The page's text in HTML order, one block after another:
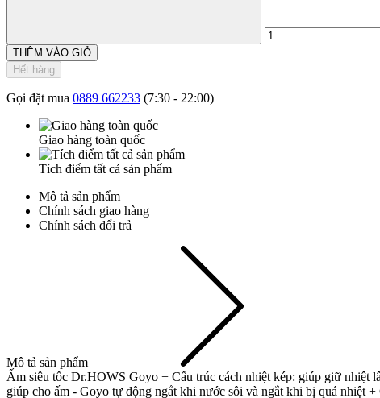
THÊM VÀO GIỎ
Hết hàng
Gọi đặt mua 0889 662233 (7:30 - 22:00)
Giao hàng toàn quốc
Tích điểm tất cả sản phẩm
Mô tả sản phẩm
Chính sách giao hàng
Chính sách đổi trả
Mô tả sản phẩm
Ấm siêu tốc Dr.HOWS Goyo + Cấu trúc cách nhiệt kép: giúp giữ nhiệt
giúp cho ấm - Goyo tự động ngắt khi nước sôi và ngắt khi bị quá nhiệt